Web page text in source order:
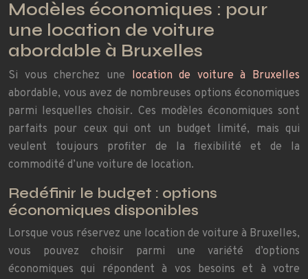
Modèles économiques : pour
une location de voiture
abordable à Bruxelles
Si vous cherchez une location de voiture à Bruxelles
abordable, vous avez de nombreuses options économiques
parmi lesquelles choisir. Ces modèles économiques sont
parfaits pour ceux qui ont un budget limité, mais qui
veulent toujours profiter de la flexibilité et de la
commodité d’une voiture de location.
Redéfinir le budget : options
économiques disponibles
Lorsque vous réservez une location de voiture à Bruxelles,
vous pouvez choisir parmi une variété d’options
économiques qui répondent à vos besoins et à votre